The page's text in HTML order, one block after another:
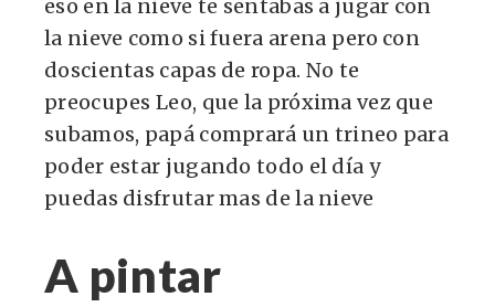
eso en la nieve te sentabas a jugar con
la nieve como si fuera arena pero con
doscientas capas de ropa. No te
preocupes Leo, que la próxima vez que
subamos, papá comprará un trineo para
poder estar jugando todo el día y
puedas disfrutar mas de la nieve
A pintar